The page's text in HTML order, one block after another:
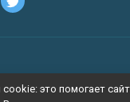
это помогает